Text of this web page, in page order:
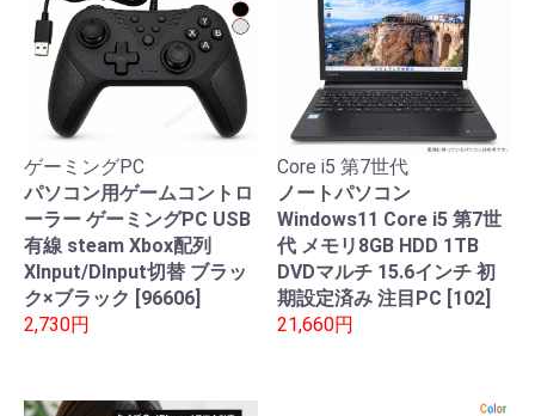
ゲーミングPC
パソコン用ゲームコントロ
ーラー ゲーミングPC USB
有線 steam Xbox配列
XInput/DInput切替 ブラッ
ク×ブラック [96606]
2,730円
Core i5 第7世代
ノートパソコン
Windows11 Core i5 第7世
代 メモリ8GB HDD 1TB
DVDマルチ 15.6インチ 初
期設定済み 注目PC [102]
21,660円